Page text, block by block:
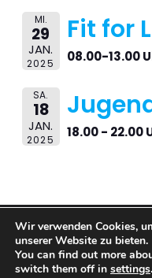
MI.
29
JAN.
2025
Fit for
08.00-13.00
SA.
18
JAN.
2025 18.00 - 22.00
© 2026 BARFUSS
Wir verwenden Cookies,
unserer Website zu bieten.
You can find out more
switch them off in settings.